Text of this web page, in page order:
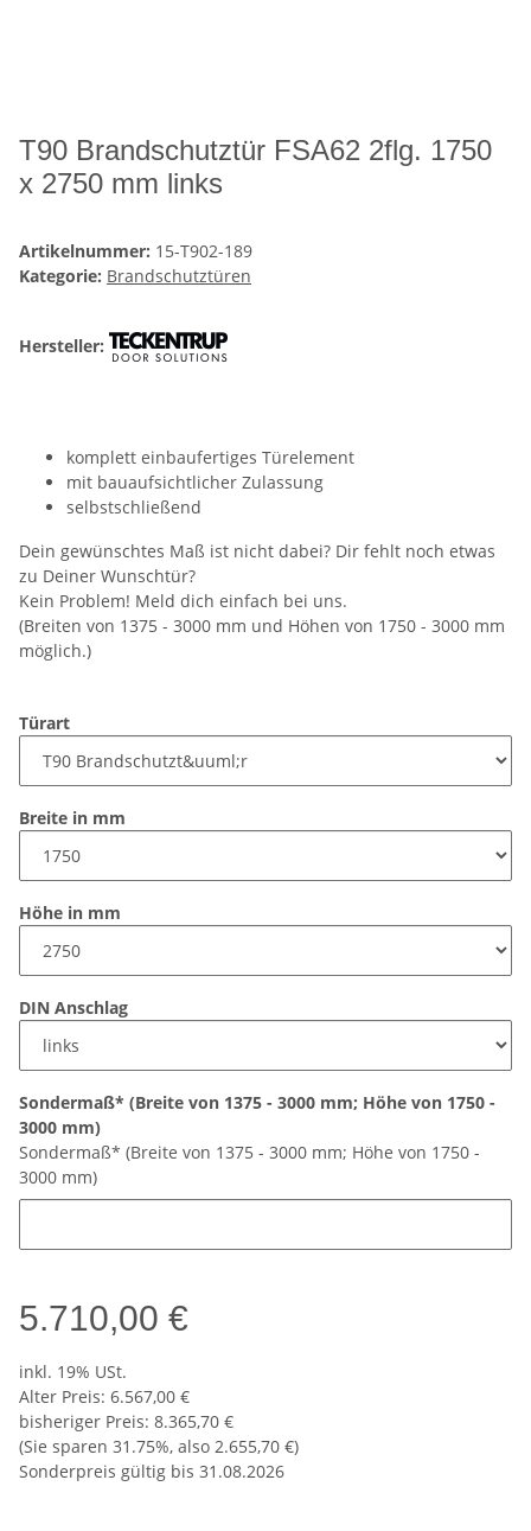
T90 Brandschutztür FSA62 2flg. 1750
x 2750 mm links
Artikelnummer: 15-T902-189
Kategorie: Brandschutztüren
Hersteller:
komplett einbaufertiges Türelement
mit bauaufsichtlicher Zulassung
selbstschließend
Dein gewünschtes Maß ist nicht dabei? Dir fehlt noch etwas
zu Deiner Wunschtür?
Kein Problem! Meld dich einfach bei uns.
(Breiten von 1375 - 3000 mm und Höhen von 1750 - 3000 mm
möglich.)
Türart
Breite in mm
Höhe in mm
DIN Anschlag
Sondermaß* (Breite von 1375 - 3000 mm; Höhe von 1750 -
3000 mm)
Sondermaß* (Breite von 1375 - 3000 mm; Höhe von 1750 -
3000 mm)
5.710,00 €
inkl. 19% USt.
Alter Preis: 6.567,00 €
bisheriger Preis: 8.365,70 €
(Sie sparen 31.75%, also 2.655,70 €)
Sonderpreis gültig bis 31.08.2026